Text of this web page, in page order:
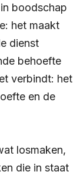
boodschap
het maakt
dienst
behoefte
verbindt: het
en de
losmaken,
die in staat